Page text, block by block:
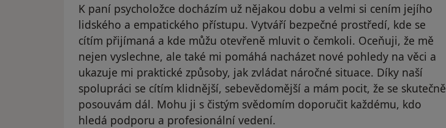
K paní psycholožce docházím už nějakou dobu a velmi si cením jejího
lidského a empatického přístupu. Vytváří bezpečné prostředí, kde se
cítím přijímaná a kde můžu otevřeně mluvit o čemkoli. Oceňuji, že mě
nejen vyslechne, ale také mi pomáhá nacházet nové pohledy na věci a
ukazuje mi praktické způsoby, jak zvládat náročné situace. Díky naší
spolupráci se cítím klidnější, sebevědomější a mám pocit, že se skutečně
posouvám dál. Mohu ji s čistým svědomím doporučit každému, kdo
hledá podporu a profesionální vedení.